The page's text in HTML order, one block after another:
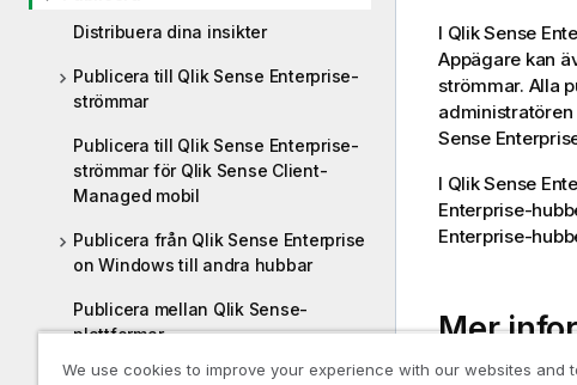
Distribuera dina insikter
Publicera till Qlik Sense Enterprise-
strömmar
Publicera till Qlik Sense Enterprise-
strömmar för Qlik Sense Client-
Managed mobil
Publicera från Qlik Sense Enterprise
on Windows till andra hubbar
Publicera mellan Qlik Sense-
plattformar
Qlik NPrinting-rapporter i Qlik Sense
I Qlik Sense
Appägare kan
strömmar. Alla
administratören
Sense
I Qlik Sense
Enterprise-
Enterprise-
Mer
We use cookies to improve your experience with our websites and